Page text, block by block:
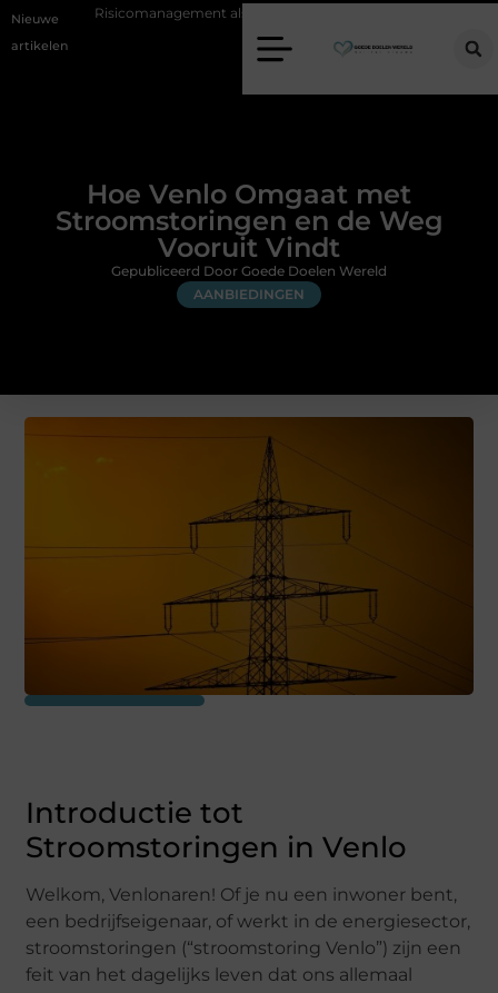
Nieuwe
artikelen
als onderdeel van een gezonde bedrijfsvoering
Hoe Venlo Omgaat met
Stroomstoringen en de Weg
Vooruit Vindt
AANBIEDINGEN
Gepubliceerd Door Goede Doelen Wereld
Introductie tot
Stroomstoringen in Venlo
Welkom, Venlonaren! Of je nu een inwoner bent,
een bedrijfseigenaar, of werkt in de energiesector,
stroomstoringen (“stroomstoring Venlo”) zijn een
feit van het dagelijks leven dat ons allemaal